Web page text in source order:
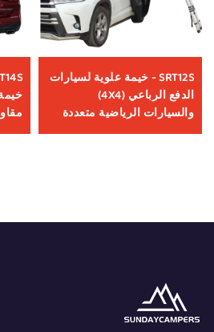
SRT12S - خيمة علوية لسيارات
الدفع الرباعي (4X4)
والسيارات الرياضية متعددة
الاستخدامات (SUV)، خيمة